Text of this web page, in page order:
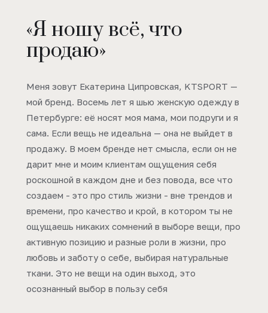
«Я ношу всё, что
продаю»
Меня зовут Екатерина Ципровская, KTSPORT —
мой бренд. Восемь лет я шью женскую одежду в
Петербурге: её носят моя мама, мои подруги и я
сама. Если вещь не идеальна — она не выйдет в
продажу. В моем бренде нет смысла, если он не
дарит мне и моим клиентам ощущения себя
роскошной в каждом дне и без повода, все что
создаем - это про стиль жизни - вне трендов и
времени, про качество и крой, в котором ты не
ощущаешь никаких сомнений в выборе вещи, про
активную позицию и разные роли в жизни, про
любовь и заботу о себе, выбирая натуральные
ткани. Это не вещи на один выход, это
осознанный выбор в пользу себя